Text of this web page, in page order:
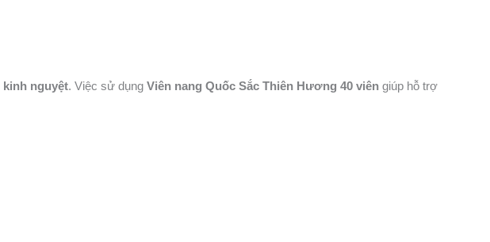
kinh nguyệt. Việc sử dụng Viên nang Quốc Sắc Thiên Hương 40 viên giúp hỗ trợ